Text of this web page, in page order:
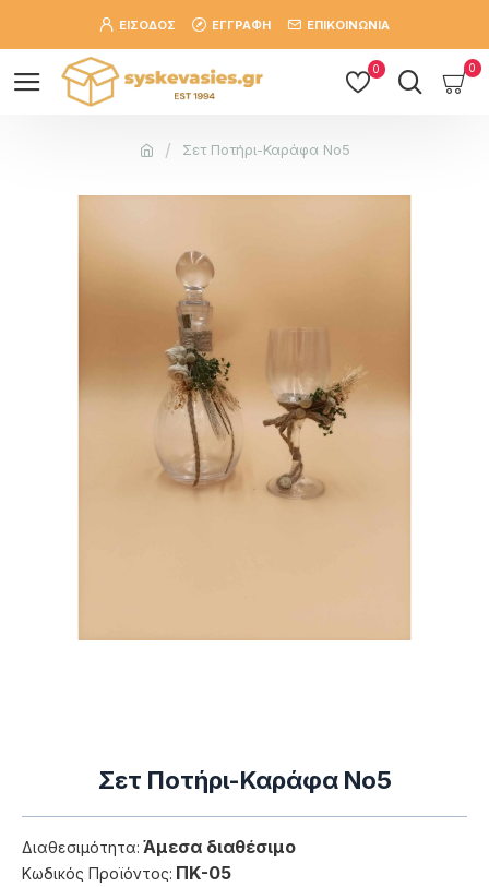
ΕΙΣΟΔΟΣ ΕΓΓΡΑΦΗ ΕΠΙΚΟΙΝΩΝΙΑ
0 0
Σετ Ποτήρι-Καράφα Νο5
Σετ Ποτήρι-Καράφα Νο5
Διαθεσιμότητα: Άμεσα διαθέσιμο
Κωδικός Προϊόντος: ΠΚ-05